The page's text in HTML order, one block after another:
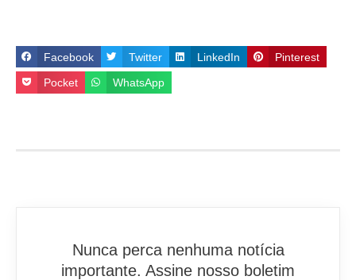
Facebook Twitter LinkedIn Pinterest
Pocket WhatsApp
Nunca perca nenhuma notícia
importante. Assine nosso boletim